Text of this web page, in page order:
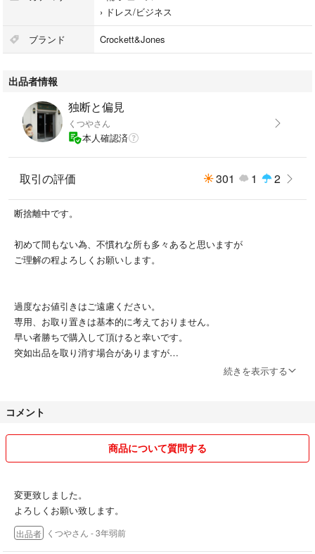
#エナメルシューズ
#シューズ
#新郎
› ドレス/ビジネス
ブランド Crockett&Jones
出品者情報
独断と偏見
くつやさん
本人確認済
取引の評価 301 1 2
断捨離中です。
初めて間もない為、不慣れな所も多々あると思いますが
ご理解の程よろしくお願いします。
過度なお値引きはご遠慮ください。
専用、お取り置きは基本的に考えておりません。
早い者勝ちで購入して頂けると幸いです。
突如出品を取り消す場合がありますが
続きを表示する
コメント
商品について質問する
変更致しました。
よろしくお願い致します。
出品者 くつやさん - 3年弱前